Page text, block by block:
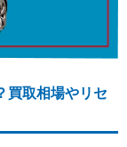
買取相場やリセ